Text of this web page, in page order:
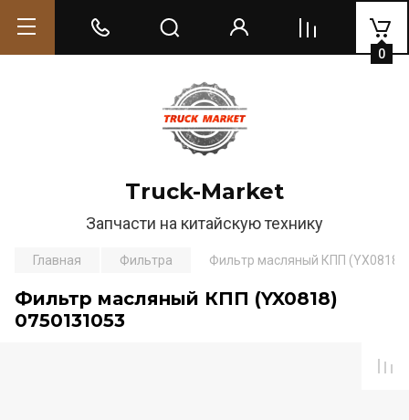
Truck-Market
Запчасти на китайскую технику
0
Главная Фильтра Фильтр масляный КПП (YX0818)
Фильтр масляный КПП (YX0818)
0750131053